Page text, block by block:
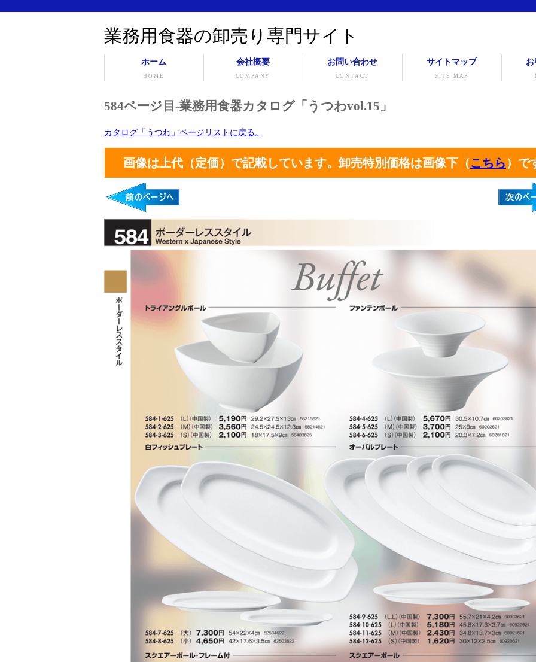
業務用食器の卸売り専門サイト
ホーム
HOME
会社概要
COMPANY
お問い合わせ
CONTACT
サイトマップ
SITE MAP
584ページ目-業務用食器カタログ「うつわvol.15」
カタログ「うつわ」ページリストに戻る。
画像は上代（定価）で記載しています。卸売特別価格は画像下（こちら ）で